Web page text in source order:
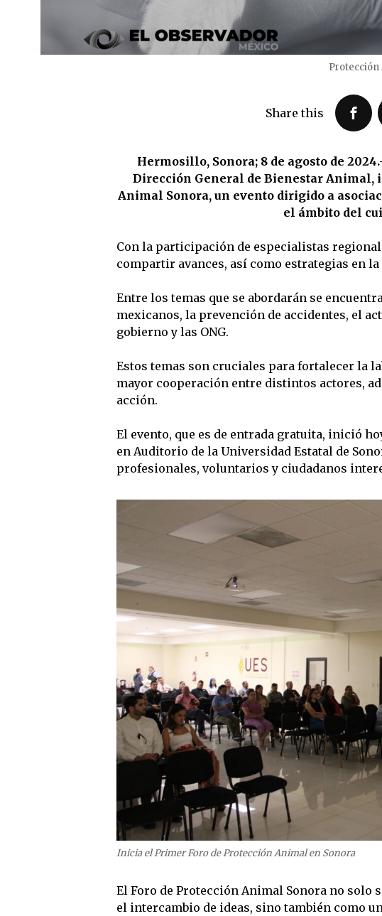
Share this
Hermosillo, Sonora; 8 de agosto de
Dirección General de Bienestar Animal,
Animal Sonora, un evento dirigido a
el ámbito del
Con la participación de especialistas
compartir avances, así como estrategias en
Entre los temas que se abordarán se
mexicanos, la prevención de accidentes, el
gobierno y las ONG.
Estos temas son cruciales para fortalecer la
mayor cooperación entre distintos actores,
acción.
El evento, que es de entrada gratuita, inició
en Auditorio de la Universidad Estatal de
profesionales, voluntarios y ciudadanos
Inicia el Primer Foro de Protección Animal en Sonora
El Foro de Protección Animal Sonora no
el intercambio de ideas, sino también como